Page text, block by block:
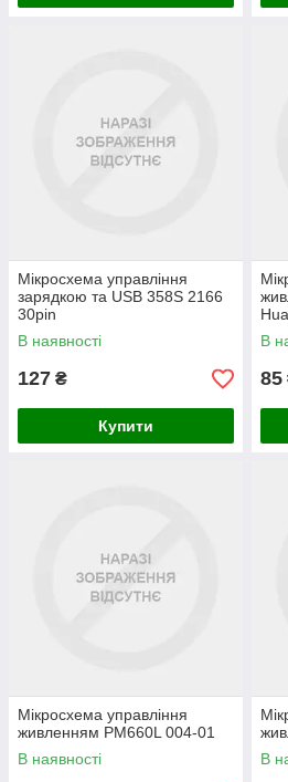
Мікросхема управління
зарядкою та USB 358S 2166
30pin
В наявності
127 ₴
Купити
В
85
Мікросхема управління
живленням PM660L 004-01
В наявності
В